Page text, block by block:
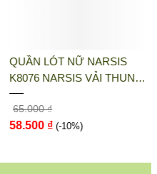
dan-mua-hang
QUẦN LÓT NỮ NARSIS
K8076 NARSIS VẢI THUN
LẠNH THOÁNG MÁT, LÓT
COTTON THOẢI MÁI, GIỮ
DÁNG TỐT, THO...
65.000 ₫
58.500 ₫ (-10%)